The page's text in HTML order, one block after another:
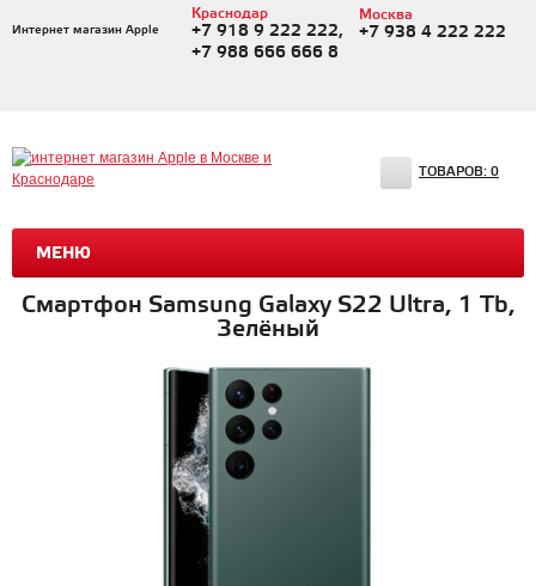
Интернет магазин Apple
Краснодар
+7 918 9 222 222,
+7 988 666 666 8
Москва
+7 938 4 222 222
МЕНЮ
ТОВАРОВ: 0
Смартфон Samsung Galaxy S22 Ultra, 1 Tb,
Зелёный